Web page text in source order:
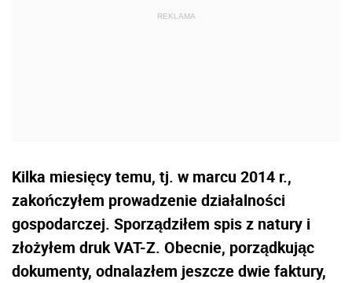
Kilka miesięcy temu, tj. w marcu 2014 r.,
zakończyłem prowadzenie działalności
gospodarczej. Sporządziłem spis z natury i
złożyłem druk VAT-Z. Obecnie, porządkując
dokumenty, odnalazłem jeszcze dwie faktury,